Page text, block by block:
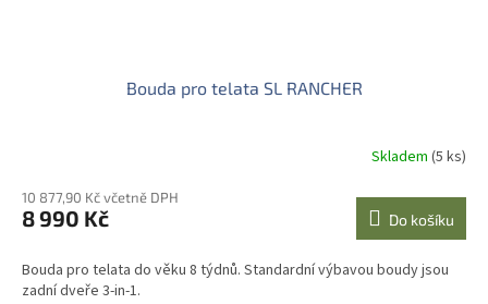
Bouda pro telata SL RANCHER
Skladem (5 ks)
10 877,90 Kč včetně DPH
8 990 Kč Do košíku
Bouda pro telata do věku 8 týdnů. Standardní výbavou boudy jsou
zadní dveře 3-in-1.